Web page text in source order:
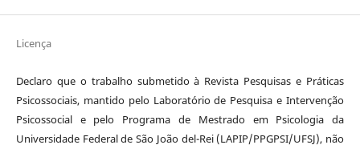
Licença
Declaro que o trabalho submetido à Revista Pesquisas e Práticas
Psicossociais, mantido pelo Laboratório de Pesquisa e Intervenção
Psicossocial e pelo Programa de Mestrado em Psicologia da
Universidade Federal de São João del-Rei (LAPIP/PPGPSI/UFSJ), não